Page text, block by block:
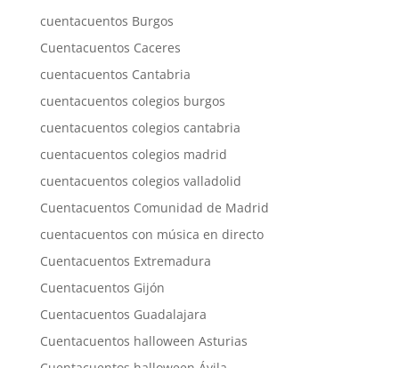
cuentacuentos Burgos
Cuentacuentos Caceres
cuentacuentos Cantabria
cuentacuentos colegios burgos
cuentacuentos colegios cantabria
cuentacuentos colegios madrid
cuentacuentos colegios valladolid
Cuentacuentos Comunidad de Madrid
cuentacuentos con música en directo
Cuentacuentos Extremadura
Cuentacuentos Gijón
Cuentacuentos Guadalajara
Cuentacuentos halloween Asturias